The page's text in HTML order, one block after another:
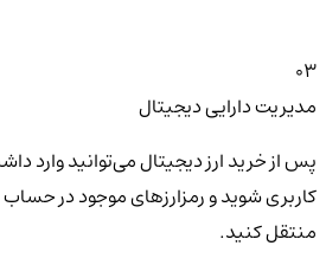
03
مدیریت دارایی دیجیتال
پس از خرید ارز دیجیتال می‌توانید وارد
کاربری شوید و رمزارزهای موجود در حساب
منتقل کنید.